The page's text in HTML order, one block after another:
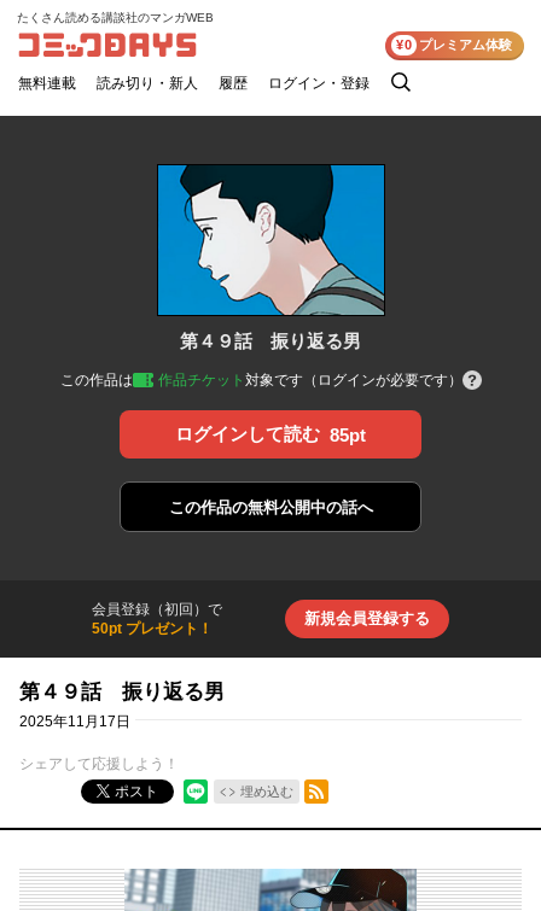
コミックDAYS
たくさん読める講談社のマンガWEB
無料連載 読み切り・新人 履歴 ログイン・登録
検
¥0 プレミアム体験
第４９話 振り返る男
この作品は 作品チケット 対象です（ログインが必要です）
ログインして読む 85pt
この作品の無料公開中の話へ
会員登録（初回）で
50pt プレゼント！
新規会員登録する
第４９話 振り返る男
2025年11月17日
シェアして応援しよう！
ポスト
埋め込む
RSSフィード